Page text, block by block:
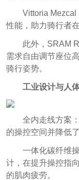
Vittoria Mezcal
性能，助力骑行者
此外，SRAM
需求自由调节座位
骑行姿势。
工业设计与人
全内走线方案
的操控空间并降低
一体化碳纤维
计，在提升操控指
的肌肉疲劳。